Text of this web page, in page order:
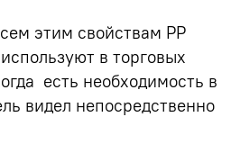
этим свойствам PP
в торговых
есть необходимость в
видел непосредственно